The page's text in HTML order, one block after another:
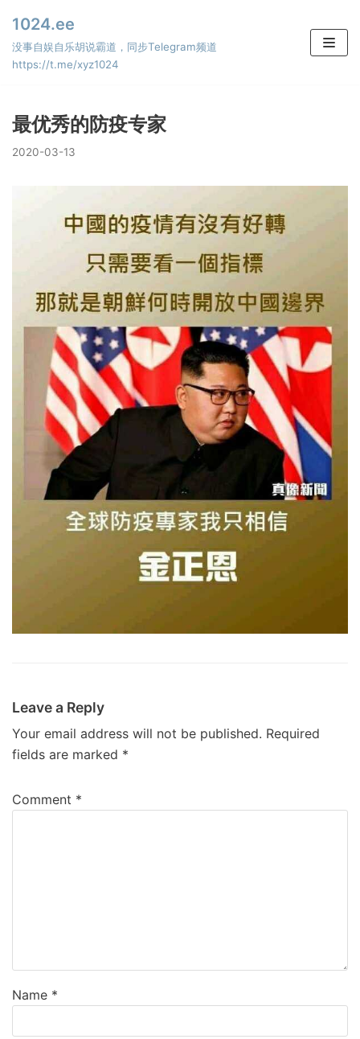
Skip
to
content
1024.ee
没事自娱自乐胡说霸道，同步Telegram频道
https://t.me/xyz1024
最优秀的防疫专家
2020-03-13
Leave a Reply
Your email address will not be published. Required
fields are marked *
Comment *
Name *